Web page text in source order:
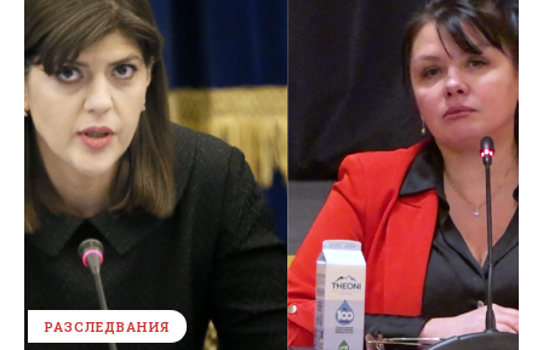
РАЗСЛЕДВАНИЯ